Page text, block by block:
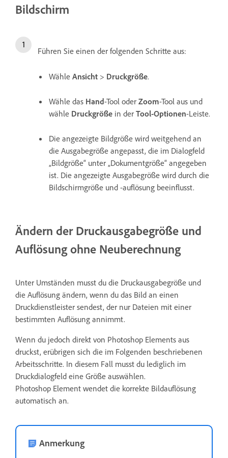
Bildschirm
Führen Sie einen der folgenden Schritte aus:
Wähle Ansicht > Druckgröße.
Wähle das Hand-Tool oder Zoom-Tool aus und
wähle Druckgröße in der Tool-Optionen-Leiste.
Die angezeigte Bildgröße wird weitgehend an
die Ausgabegröße angepasst, die im Dialogfeld
„Bildgröße“ unter „Dokumentgröße“ angegeben
ist. Die angezeigte Ausgabegröße wird durch die
Bildschirmgröße und -auflösung beeinflusst.
Ändern der Druckausgabegröße und
Auflösung ohne Neuberechnung
Unter Umständen musst du die Druckausgabegröße und
die Auflösung ändern, wenn du das Bild an einen
Druckdienstleister sendest, der nur Dateien mit einer
bestimmten Auflösung annimmt.
Wenn du jedoch direkt von Photoshop Elements aus
druckst, erübrigen sich die im Folgenden beschriebenen
Arbeitsschritte. In diesem Fall musst du lediglich im
Druckdialogfeld eine Größe auswählen.
Photoshop Element wendet die korrekte Bildauflösung
automatisch an.
Anmerkung